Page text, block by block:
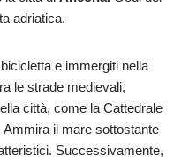
adriatica.
e immergiti nella
le strade medievali,
città, come la Cattedrale
Ammira il mare sottostante
Successivamente,